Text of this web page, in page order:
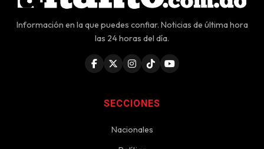
Información en la que puedes confiar. Noticias de última hora
las 24 horas del día.
SECCIONES
Nacionales